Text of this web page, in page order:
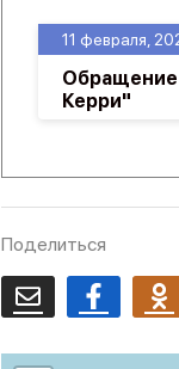
11 февраля,
Обращение
Керри"
Поделиться
Email Facebook